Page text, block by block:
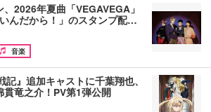
2026年夏曲「VEGAVEGA」
んだから！」のスタンプ配…
音楽
』追加キャストに千葉翔也、
竜之介！PV第1弾公開